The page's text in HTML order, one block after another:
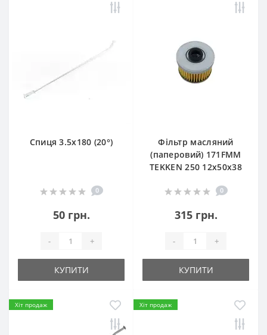
Спиця 3.5х180 (20°)
0
50 грн.
- +
КУПИТИ
Фільтр масляний
(паперовий) 171FMM
TEKKEN 250 12х50х38
0
315 грн.
- +
КУПИТИ
Хіт продаж Хіт продаж